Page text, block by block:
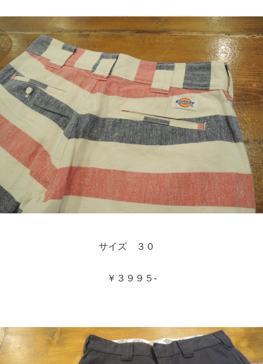
サイズ ３０
￥３９９５-